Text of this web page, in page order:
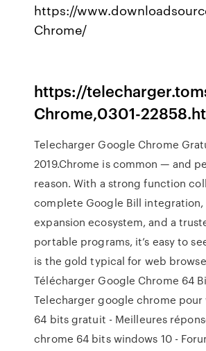
https://
Chrome/
https://
Chrome,0301-
Telecharger Google Chrome
2019.Chrome is common — and
reason. With a strong function
complete Google Bill integration,
expansion ecosystem, and a
portable programs, it’s easy to
is the gold typical for web
Télécharger Google Chrome 64
Telecharger google chrome pour
64 bits gratuit - Meilleures
chrome 64 bits windows 10 -